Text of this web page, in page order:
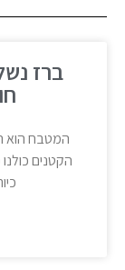
ברז
המטבח הוא
הקטנים